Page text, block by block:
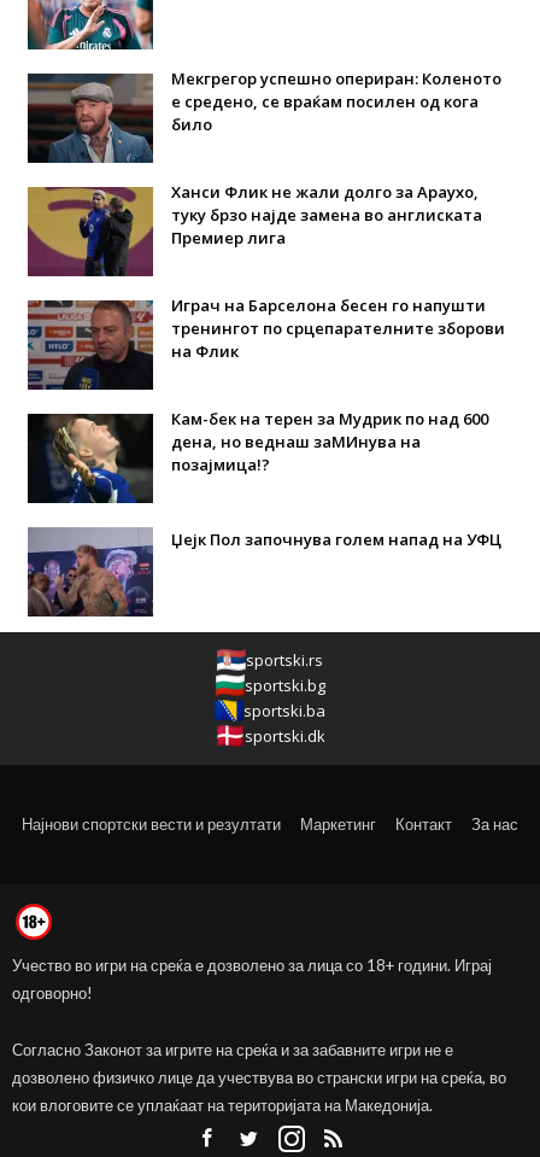
Мекгрегор успешно опериран: Коленото
е средено, се враќам посилен од кога
било
Ханси Флик не жали долго за Араухо,
туку брзо најде замена во англиската
Премиер лига
Играч на Барселона бесен го напушти
тренингот по срцепарателните зборови
на Флик
Кам-бек на терен за Мудрик по над 600
дена, но веднаш заМИнува на
позајмица!?
Џејк Пол започнува голем напад на УФЦ
sportski.rs
sportski.bg
sportski.ba
sportski.dk
Најнови спортски вести и резултати Маркетинг Контакт За нас
Учество во игри на среќа е дозволено за лица со 18+ години. Играј
одговорно!
Согласно Законот за игрите на среќа и за забавните игри не е
дозволено физичко лице да учествува во странски игри на среќа, во
кои влоговите се уплаќаат на територијата на Македонија.